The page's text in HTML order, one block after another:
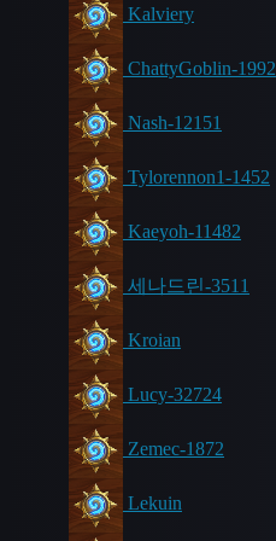
Kalviery
ChattyGoblin-1992
Nash-12151
Tylorennon1-1452
Kaeyoh-11482
세나드린-3511
Kroian
Lucy-32724
Zemec-1872
Lekuin